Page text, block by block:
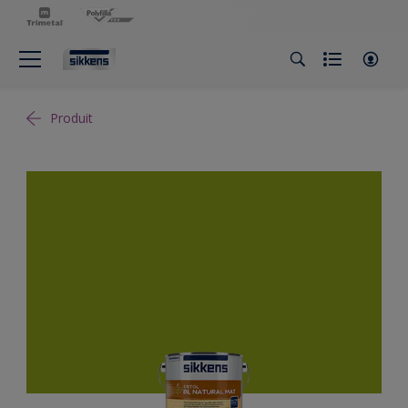
Produit